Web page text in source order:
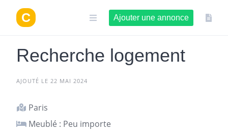
contenu
Ajouter une annonce
Recherche logement
AJOUTÉ LE 22 MAI 2024
Paris
Meublé : Peu importe